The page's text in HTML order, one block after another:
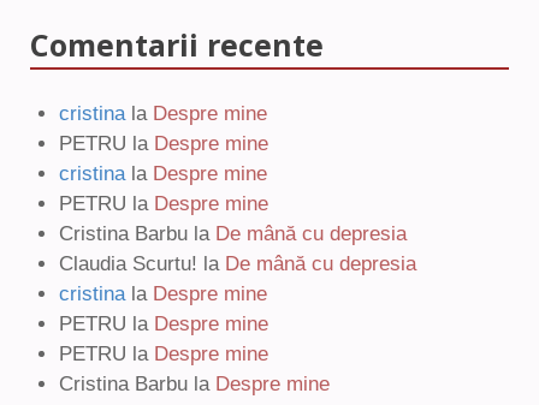
Comentarii recente
cristinala Despre mine
PETRU la Despre mine
cristinala Despre mine
PETRU la Despre mine
Cristina Barbu la De mână cu depresia
Claudia Scurtu! la De mână cu depresia
cristinala Despre mine
PETRU la Despre mine
PETRU la Despre mine
Cristina Barbu la Despre mine